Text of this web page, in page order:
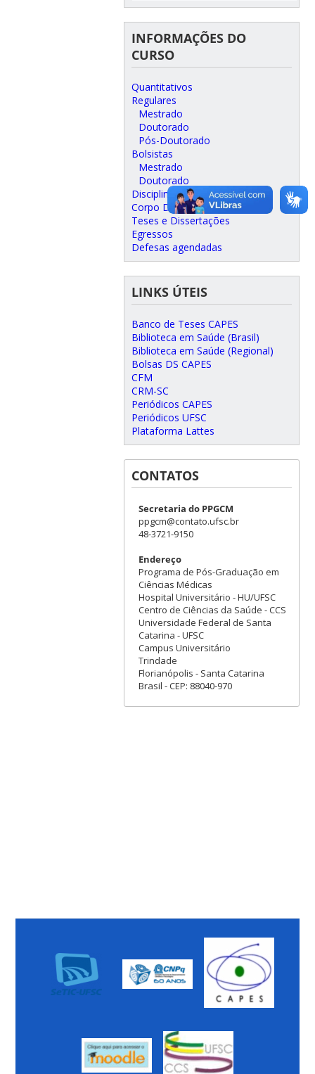
INFORMAÇÕES DO
CURSO
Quantitativos
Regulares
Mestrado
Doutorado
Pós-Doutorado
Bolsistas
Mestrado
Doutorado
Disciplinas Oferecidas
Corpo Docente
Teses e Dissertações
Egressos
Defesas agendadas
LINKS ÚTEIS
Banco de Teses CAPES
Biblioteca em Saúde (Brasil)
Biblioteca em Saúde (Regional)
Bolsas DS CAPES
CFM
CRM-SC
Periódicos CAPES
Periódicos UFSC
Plataforma Lattes
CONTATOS
Secretaria do PPGCM
ppgcm@contato.ufsc.br
48-3721-9150
Endereço
Programa de Pós-Graduação em
Ciências Médicas
Hospital Universitário - HU/UFSC
Centro de Ciências da Saúde - CCS
Universidade Federal de Santa
Catarina - UFSC
Campus Universitário
Trindade
Florianópolis - Santa Catarina
Brasil - CEP: 88040-970